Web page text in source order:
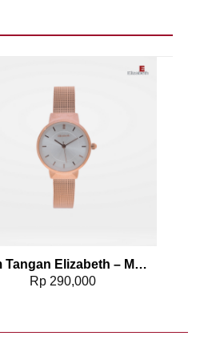
Jam Tangan Elizabeth – Mesh Strap 2203-0507
Rp 290,000